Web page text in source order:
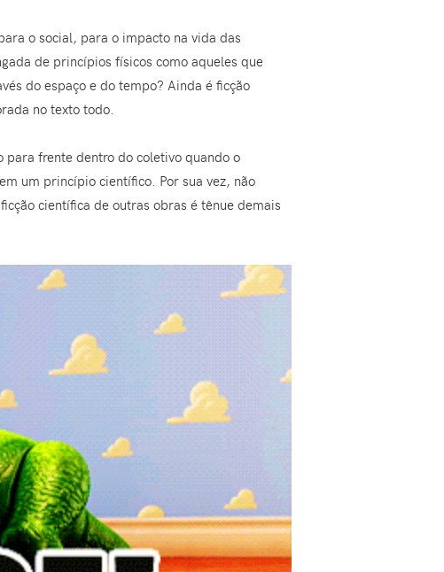
o social, para o impacto na vida das
de princípios físicos como aqueles que
do espaço e do tempo? Ainda é ficção
no texto todo.
frente dentro do coletivo quando o
um princípio científico. Por sua vez, não
científica de outras obras é tênue demais